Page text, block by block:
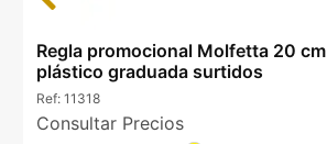
Regla promocional Molfetta 20 cm
plástico graduada surtidos
Ref: 11318
Consultar Precios